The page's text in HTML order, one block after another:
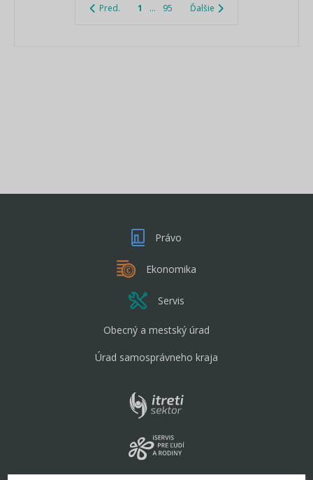
Pred. 1 ... 95 Ďalšie
Právo
Ekonomika
Servis
Obecný a mestský úrad
Úrad samosprávneho kraja